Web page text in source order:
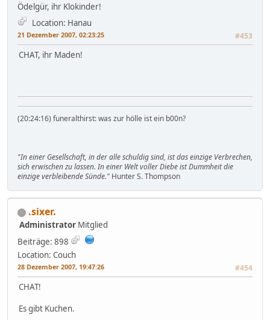
Ödelgür, ihr Klokinder!
Location: Hanau
21 Dezember 2007, 02:23:25 #453
CHAT, ihr Maden!
(20:24:16) funeralthirst: was zur hölle ist ein b00n?
"In einer Gesellschaft, in der alle schuldig sind, ist das einzige Verbrechen,
sich erwischen zu lassen. In einer Welt voller Diebe ist Dummheit die
einzige verbleibende Sünde." Hunter S. Thompson
.sixer.
Administrator Mitglied
Beiträge: 898
Location: Couch
28 Dezember 2007, 19:47:26 #454
CHAT!
Es gibt Kuchen.